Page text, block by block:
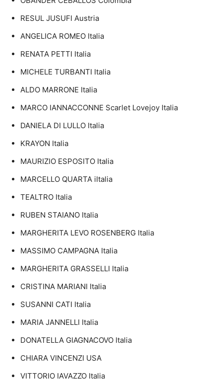
RESUL JUSUFI Austria
ANGELICA ROMEO Italia
RENATA PETTI Italia
MICHELE TURBANTI Italia
ALDO MARRONE Italia
MARCO IANNACCONNE Scarlet Lovejoy Italia
DANIELA DI LULLO Italia
KRAYON Italia
MAURIZIO ESPOSITO Italia
MARCELLO QUARTA iItalia
TEALTRO Italia
RUBEN STAIANO Italia
MARGHERITA LEVO ROSENBERG Italia
MASSIMO CAMPAGNA Italia
MARGHERITA GRASSELLI Italia
CRISTINA MARIANI Italia
SUSANNI CATI Italia
MARIA JANNELLI Italia
DONATELLA GIAGNACOVO Italia
CHIARA VINCENZI USA
VITTORIO IAVAZZO Italia